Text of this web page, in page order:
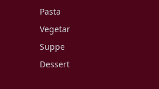
Pasta
Vegetar
Suppe
Dessert